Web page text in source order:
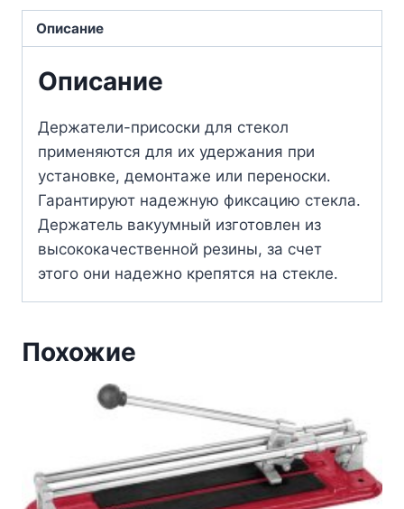
Описание
Описание
Держатели-присоски для стекол
применяются для их удержания при
установке, демонтаже или переноски.
Гарантируют надежную фиксацию стекла.
Держатель вакуумный изготовлен из
высококачественной резины, за счет
этого они надежно крепятся на стекле.
Похожие